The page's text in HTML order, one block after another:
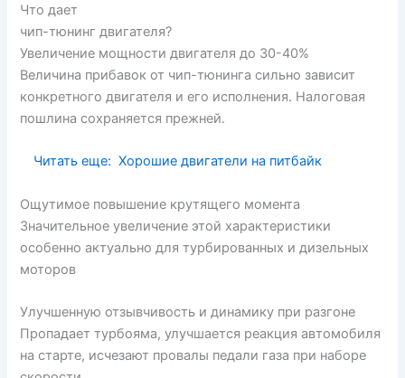
Что дает
чип-тюнинг двигателя?
Увеличение мощности двигателя до 30-40%
Величина прибавок от чип-тюнинга сильно зависит
конкретного двигателя и его исполнения. Налоговая
пошлина сохраняется прежней.
Читать еще: Хорошие двигатели на питбайк
Ощутимое повышение крутящего момента
Значительное увеличение этой характеристики
особенно актуально для турбированных и дизельных
моторов
Улучшенную отзывчивость и динамику при разгоне
Пропадает турбояма, улучшается реакция автомобиля
на старте, исчезают провалы педали газа при наборе